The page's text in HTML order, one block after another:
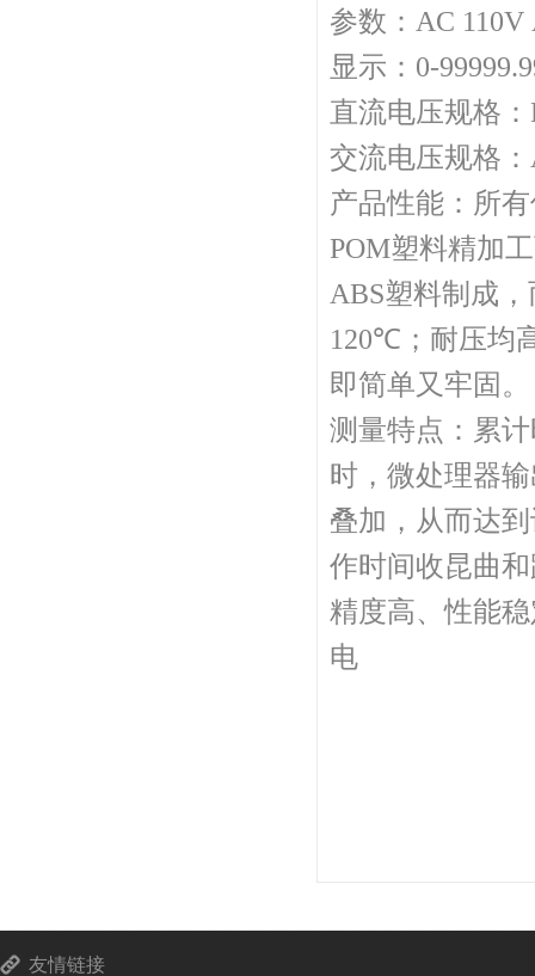
参数：AC
显示：0-
直流电压规格
交流电压规格
产品性能：所
POM塑料精加
ABS塑料制成
120℃ ；耐压均
即简单又牢固。
测量特点：累
时，微处理器
叠加，从而达
作时间收昆曲
精度高、性能
电
友情链接